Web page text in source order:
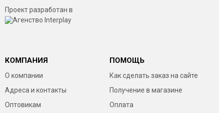
Проект разработан в
КОМПАНИЯ
О компании
Адреса и контакты
Оптовикам
ПОМОЩЬ
Как сделать заказ на сайте
Получение в магазине
Оплата